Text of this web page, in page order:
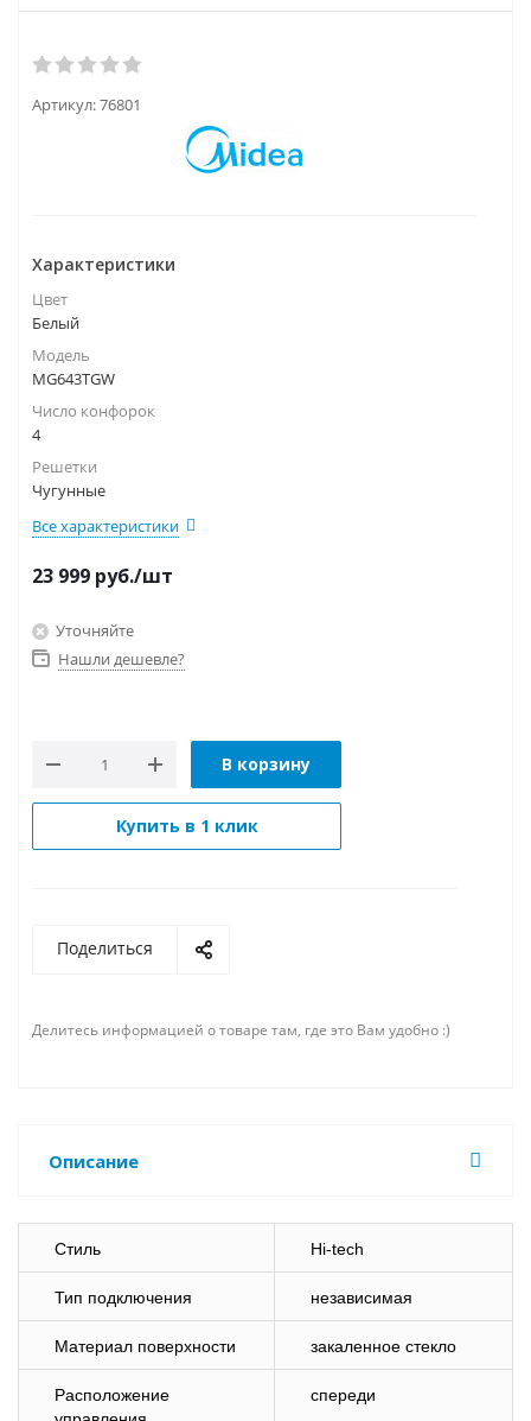
Артикул:76801
Характеристики
Цвет
Белый
Модель
MG643TGW
Число конфорок
4
Решетки
Чугунные
Все характеристики
23 999 руб./шт
Уточняйте
Нашли дешевле?
В корзину
Купить в 1 клик
Поделиться
Делитесь информацией о товаре там, где это Вам удобно :)
Описание
Стиль Hi-tech
Тип подключения независимая
Материал поверхности закаленное стекло
Расположение
спереди